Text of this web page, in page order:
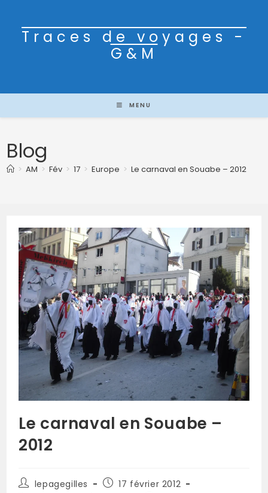
Traces de voyages -
G&M
MENU
Blog
> AM > Fév > 17 > Europe > Le carnaval en Souabe – 2012
Le carnaval en Souabe –
2012
lepagegilles
17 février 2012